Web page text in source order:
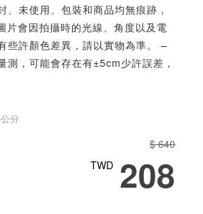
、未使用、包裝和商品均無痕跡，
片會因拍攝時的光線、角度以及電
些許顏色差異，請以實物為準。 –
測，可能會存在有±5cm少許誤差，
分
$ 640
TWD 208